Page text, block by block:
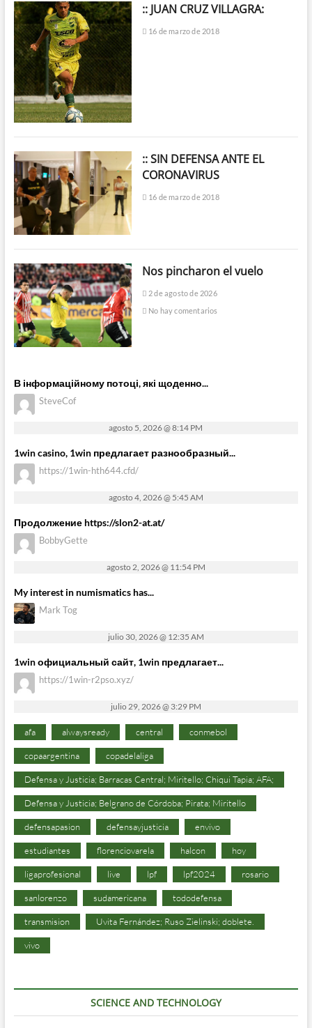
:: JUAN CRUZ VILLAGRA:
16 de marzo de 2018
:: SIN DEFENSA ANTE EL
CORONAVIRUS
16 de marzo de 2018
Nos pincharon el vuelo
2 de agosto de 2026
No hay comentarios
В інформаційному потоці, які щоденно...
SteveCof
agosto 5, 2026 @ 8:14 PM
1win casino, 1win предлагает разнообразный...
https://1win-hth644.cfd/
agosto 4, 2026 @ 5:45 AM
Продолжение https://slon2-at.at/
BobbyGette
agosto 2, 2026 @ 11:54 PM
My interest in numismatics has...
Mark Tog
julio 30, 2026 @ 12:35 AM
1win официальный сайт, 1win предлагает...
https://1win-r2pso.xyz/
julio 29, 2026 @ 3:29 PM
afa alwaysready central conmebol
copaargentina copadelaliga
Defensa y Justicia; Barracas Central; Miritello; Chiqui Tapia; AFA;
Defensa y Justicia; Belgrano de Córdoba; Pirata; Miritello
defensapasion defensayjusticia envivo
estudiantes florenciovarela halcon hoy
ligaprofesional live lpf lpf2024 rosario
sanlorenzo sudamericana tododefensa
transmision Uvita Fernández; Ruso Zielinski; doblete.
vivo
SCIENCE AND TECHNOLOGY